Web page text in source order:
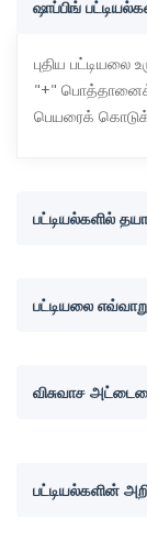
ஷாப்பிங்
புதிய பட்டியலை
"+" பொத்தானைக்
பெயரைக்
பட்டியல்களில்
பட்டியலை
விசுவாச
பட்டியல்களின்